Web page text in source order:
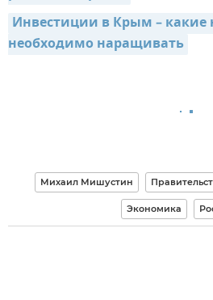
Инвестиции в Крым – какие
необходимо наращивать
Михаил Мишустин
Экономика